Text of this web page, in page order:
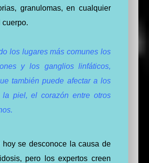
granulomas, en cualquier
cuerpo.
los lugares más comunes los
y los ganglios linfáticos,
también puede afectar a los
la piel, el corazón entre otros
hoy se desconoce la causa de
pero los expertos creen